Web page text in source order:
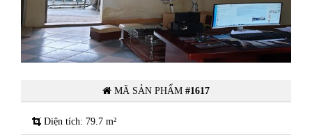
Cần bán nhà Đinh Văn Tả - p Bình
Hàn- Tp Hải Dương
MÃ SẢN PHẨM #1617
Diện tích: 79.7 m²